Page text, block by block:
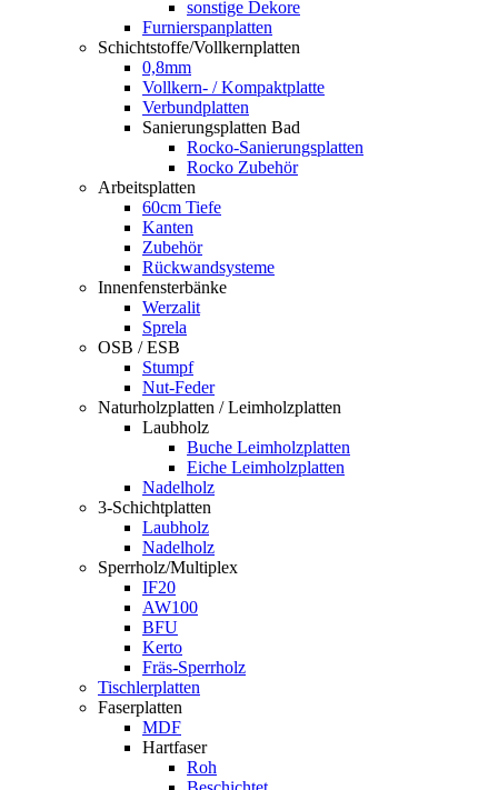
sonstige Dekore
Furnierspanplatten
Schichtstoffe/Vollkernplatten
0,8mm
Vollkern- / Kompaktplatte
Verbundplatten
Sanierungsplatten Bad
Rocko-Sanierungsplatten
Rocko Zubehör
Arbeitsplatten
60cm Tiefe
Kanten
Zubehör
Rückwandsysteme
Innenfensterbänke
Werzalit
Sprela
OSB / ESB
Stumpf
Nut-Feder
Naturholzplatten / Leimholzplatten
Laubholz
Buche Leimholzplatten
Eiche Leimholzplatten
Nadelholz
3-Schichtplatten
Laubholz
Nadelholz
Sperrholz/Multiplex
IF20
AW100
BFU
Kerto
Fräs-Sperrholz
Tischlerplatten
Faserplatten
MDF
Hartfaser
Roh